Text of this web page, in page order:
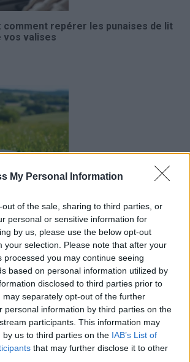
My Personal Information
out of the sale, sharing to third parties, or
personal or sensitive information for
by us, please use the below opt-out
your selection. Please note that after your
processed you may continue seeing
based on personal information utilized by
disclosed to third parties prior to
may separately opt-out of the further
personal information by third parties on the
participants. This information may
by us to third parties on the IAB’s List of
that may further disclose it to other
comment repérer les punaises de lit
vos valises
week-ends 2026 grâce aux ponts de
chic
Majorque et Málaga vont
bannir les voitures de plus de
10 ans en 2027